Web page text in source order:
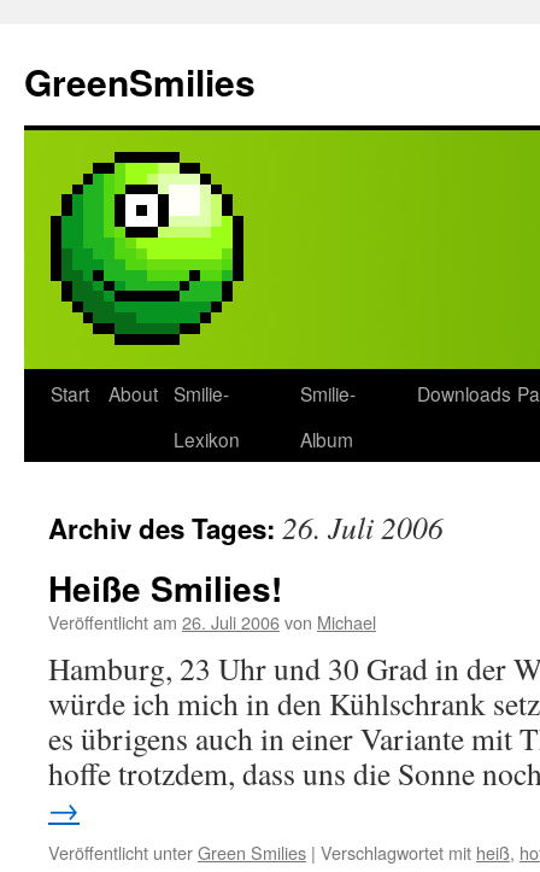
springen
GreenSmilies
Start About Smilie-
Lexikon
Smilie-
Album
Downloads
Archiv des Tages: 26. Juli 2006
Heiße Smilies!
Veröffentlicht am 26. Juli 2006von Michael
Hamburg, 23 Uhr und 30 Grad in der
würde ich mich in den Kühlschrank
es übrigens auch in einer Variante mit
hoffe trotzdem, dass uns die Sonne
→
Veröffentlicht unterGreen Smilies | Verschlagwortet mit heiß,